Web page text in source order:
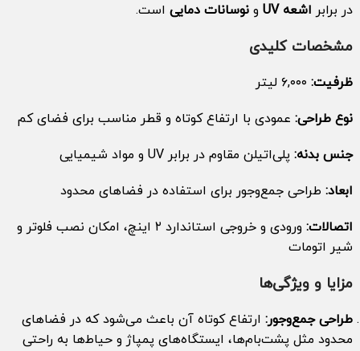
در برابر اشعه UV و نوسانات دماییاست.
مشخصات کلیدی
ظرفیت:۶,۰۰۰ لیتر
نوع طراحی:عمودی با ارتفاع کوتاه و قطر مناسب برای فضای کم
جنس بدنه:پلی‌اتیلن مقاوم در برابر UV و مواد شیمیایی
ابعاد:طراحی جمع‌وجور برای استفاده در فضاهای محدود
اتصالات:
ورودی و خروجی استاندارد ۲ اینچ، امکان نصب فلوتر و
شیر اتومات
مزایا و ویژگی‌ها
طراحی جمع‌وجور:ارتفاع کوتاه آن باعث می‌شود که در فضاهای
محدود مثل پشت‌بام‌ها، ایستگاه‌های پمپاژ و حیاط‌ها به راحتی